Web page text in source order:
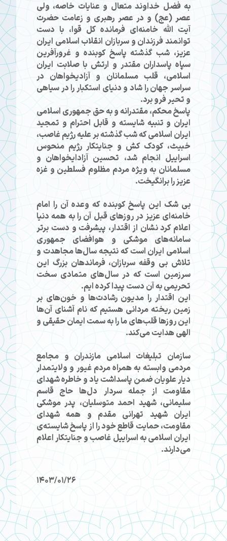
به فضل خداوند متعال و عنایات خاصه، ولی
عصر (عج) و در عصر رهبری و زعامت حضرت
آیت الله خامنه‌ای فرمانده کل قوا، با دست
توانمند فرزندان و سربازان انقلاب اسلامی ایران
عزیز، شب گذشته پاسخ کوبنده و غرورآفرین
سپاه پاسداران مقتدر و ارتش با صلابت ایران
اسلامی، قلب مسلمانان و آزادیخواهان در
سراسر جهان را شاد و دنیای استکبار را در سیاهی
و تحیر فرو برد.
پاسخ محکم، مقتدرانه و به حق جمهوری اسلامی
ایران و تنبیه شایسته و قابل احترام و تمجید
ایران اسلامی که شب گذشته بر علیه رژیم غاصب،
خبیث، کودک کش و جنایتکار رژیم منحوس
اسراییل انجام شد، تحسین آزادایخواهان و
مسلمانان به ویژه مردم مظلوم فسلطین و غزه
عزیز را برانگیخت.
بی شک این پاسخ کوبنده که وعده آن را امام
خامنه‌ای عزیز در روز‌های قبل آن را به همه دنیا
اعلام کرد نشان از اقتدار، پیشرفت و دست برتر
سامانه‌های موشکی و هوافضای جمهوری
اسلامی ایران است که نتیجه سال‌ها مجاهدت و
تلاش بی وقفه سربازان، فرماندهان بزرگ این
سرزمین است که در سال‌های متمادی سخت
تحریمی به آن دست پیدا کرده ایم.
این اقتدار را مدیون رشادت‌ها و خون‌های بر
زمین ریخته مردانی هستیم که نام آشنای آن‌ها
این روز‌ها قلب‌های ما را به سمت ایمان حقیقی و
الهی هدایت می‌کند.
سازمان تبلیغات اسلامی مازندران و مجامع
مردمی وابسته به همراه مردم غیور و ولایتمدار
دیار علویان ضمن پاسداشت یاد و خاطره شهدای
مقاومت از جمله سردار دل‌ها حاج قاسم
سلیمانی، شهید احمد متوسلیان، پدر موشکی
ایران شهید تهرانی مقدم و همه شهدای
مقاومت، حمایت قاطع خود را از پاسخ شایسته‌ی
ایران اسلامی به اسراییل غاصب و جنایتکار اعلام
می‌دارند.
1403/01/26